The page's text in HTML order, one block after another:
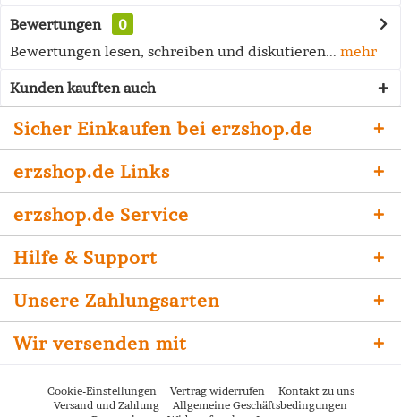
Bewertungen
0
Bewertungen lesen, schreiben und diskutieren... mehr
Kunden kauften auch
Sicher Einkaufen bei erzshop.de
erzshop.de Links
erzshop.de Service
Hilfe & Support
Unsere Zahlungsarten
Wir versenden mit
Cookie-Einstellungen Vertrag widerrufen
Kontakt zu uns
Versand und Zahlung
Allgemeine Geschäftsbedingungen